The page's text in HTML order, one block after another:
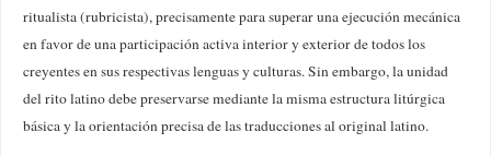
ritualista (rubricista), precisamente para superar una ejecución mecánica
en favor de una participación activa interior y exterior de todos los
creyentes en sus respectivas lenguas y culturas. Sin embargo, la unidad
del rito latino debe preservarse mediante la misma estructura litúrgica
básica y la orientación precisa de las traducciones al original latino.